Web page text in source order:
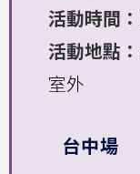
活動時間：
活動地點：
室外
台中場